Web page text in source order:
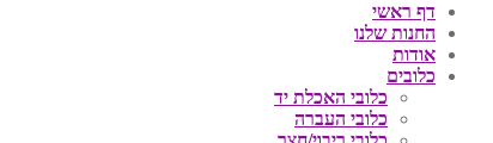
דף ראשי
החנות שלנו
אודות
כלובים
כלובי האכלת יד
כלובי העברה